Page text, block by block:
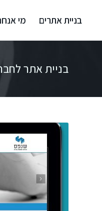
בניית אתרים מי
בניית אתר